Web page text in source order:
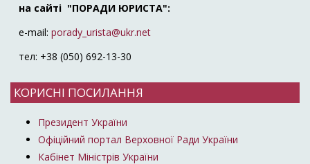
на сайті "ПОРАДИ ЮРИСТА":
e-mail: porady_urista@ukr.net
тел: +38 (050) 692-13-30
КОРИСНІ ПОСИЛАННЯ
Президент України
Офіційний портал Верховної Ради України
Кабінет Міністрів України